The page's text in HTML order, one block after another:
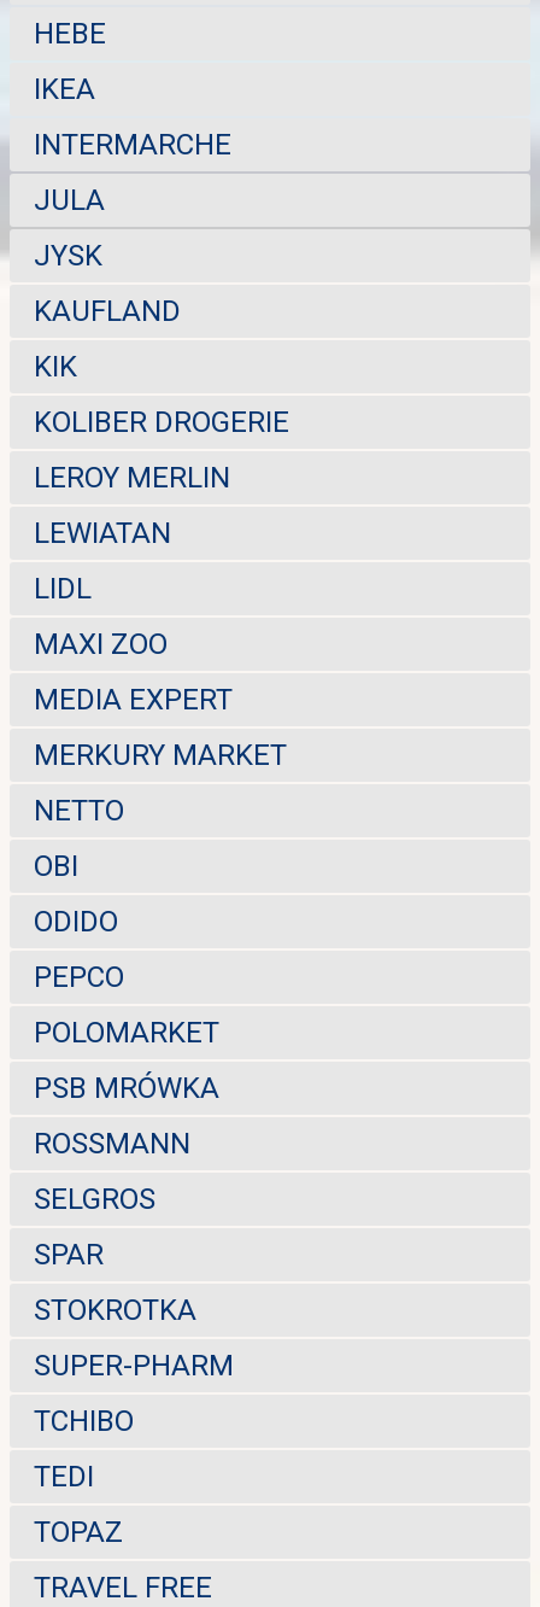
HEBE
IKEA
INTERMARCHE
JULA
JYSK
KAUFLAND
KIK
KOLIBER DROGERIE
LEROY MERLIN
LEWIATAN
LIDL
MAXI ZOO
MEDIA EXPERT
MERKURY MARKET
NETTO
OBI
ODIDO
PEPCO
POLOMARKET
PSB MRÓWKA
ROSSMANN
SELGROS
SPAR
STOKROTKA
SUPER-PHARM
TCHIBO
TEDI
TOPAZ
TRAVEL FREE